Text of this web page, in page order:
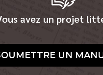
avez un projet
UN